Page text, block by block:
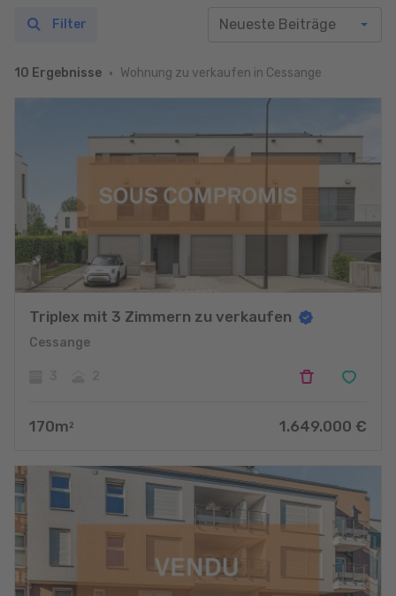
10 Ergebnisse Wohnung zu verkaufen in Cessange
Filter
Triplex mit 3 Zimmern zu verkaufen
Cessange
170m 2 1.649.000 €